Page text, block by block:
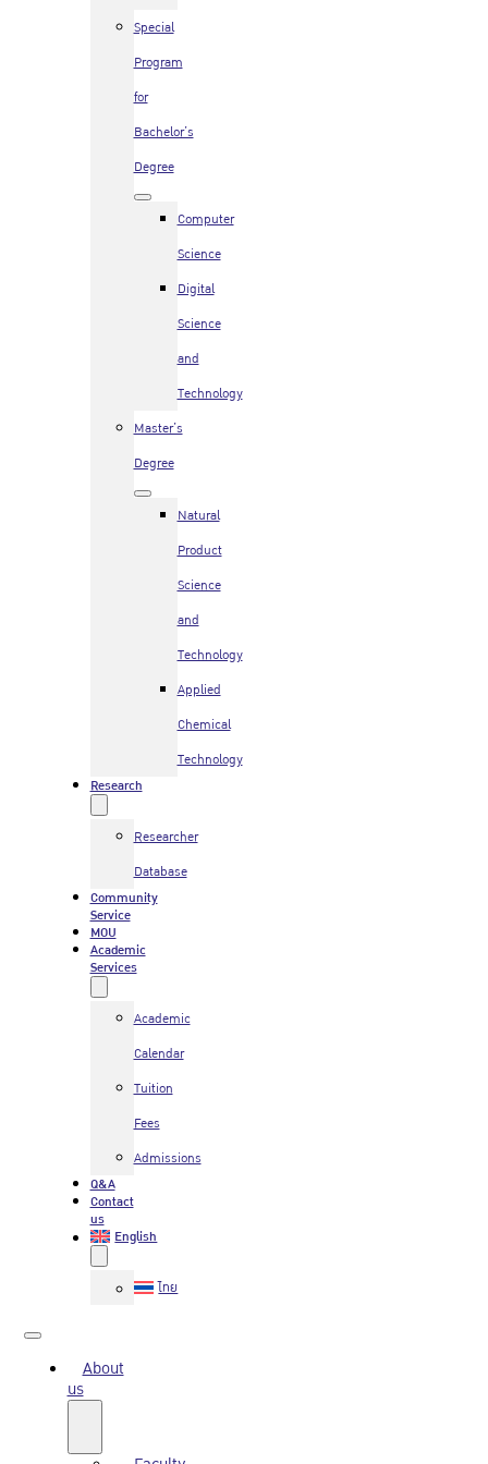
Special
Program
for
Bachelor’s
Degree
Computer
Science
Digital
Science
and
Technology
Master’s
Degree
Natural
Product
Science
and
Technology
Applied
Chemical
Technology
Research
Researcher
Database
Community
Service
MOU
Academic
Services
Academic
Calendar
Tuition
Fees
Admissions
Q&A
Contact
us
English
ไทย
About
us